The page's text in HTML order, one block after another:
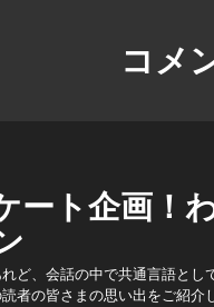
コメ
ート企画！
ど、会話の中で共通言語とし
者の皆さまの思い出をご紹介